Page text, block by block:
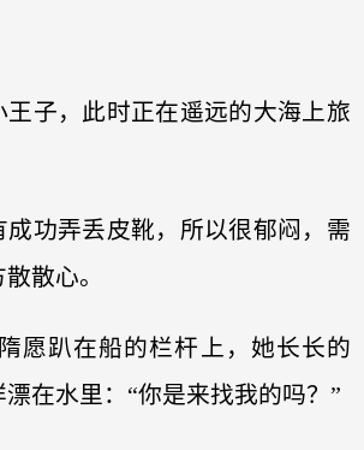
王子，此时正在遥远的大海上旅
成功弄丢皮靴，所以很郁闷，需
散心。
愿趴在船的栏杆上，她长长的
在水里：“你是来找我的吗？”